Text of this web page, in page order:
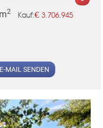
KLIS
m2 Kauf:€ 3.706.945
MAIL SENDEN